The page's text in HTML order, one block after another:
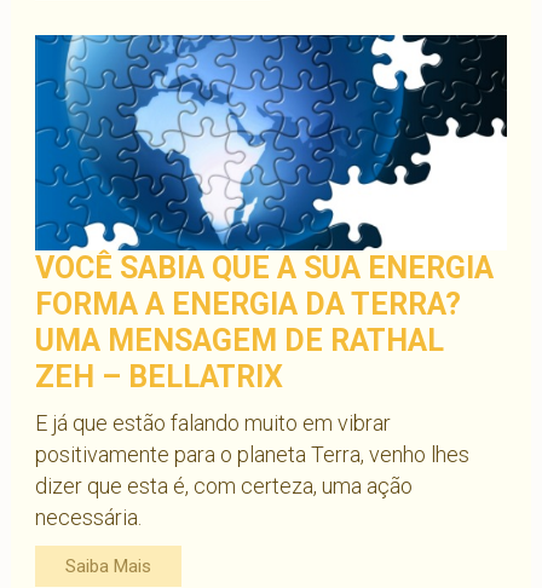
VOCÊ SABIA QUE A SUA ENERGIA
FORMA A ENERGIA DA TERRA?
UMA MENSAGEM DE RATHAL
ZEH – BELLATRIX
E já que estão falando muito em vibrar
positivamente para o planeta Terra, venho lhes
dizer que esta é, com certeza, uma ação
necessária.
Saiba Mais